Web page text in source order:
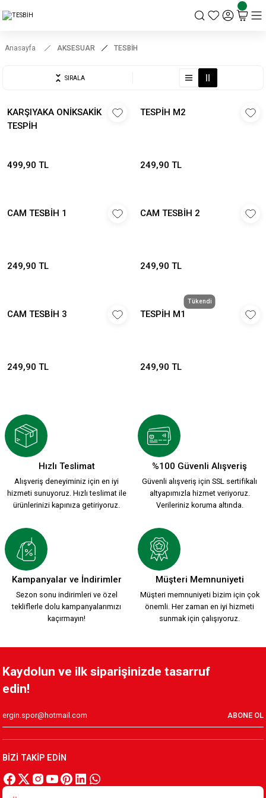
Anasayfa AKSESUAR TESBİH
SIRALA
KARŞIYAKA ONİKSAKİK
TESPİH
499,90 TL
TESPİH M2
249,90 TL
CAM TESBİH 1
249,90 TL
CAM TESBİH 2
249,90 TL
CAM TESBİH 3
249,90 TL
Tükendi
TESPİH M1
249,90 TL
Hızlı Teslimat
Alışveriş deneyiminiz için en iyi
hizmeti sunuyoruz. Hızlı teslimat ile
ürünlerinizi kapınıza getiriyoruz.
%100 Güvenli Alışveriş
Güvenli alışveriş için SSL sertifikalı
altyapımızla hizmet veriyoruz.
Verileriniz koruma altında.
Kampanyalar ve İndirimler
Sezon sonu indirimleri ve özel
tekliflerle dolu kampanyalarımızı
kaçırmayın!
Müşteri Memnuniyeti
Müşteri memnuniyeti bizim için çok
önemli. Her zaman en iyi hizmeti
sunmak için çalışıyoruz.
Kaydolun ve ilk siparişinizde tasarruf
edin!
ABONE OL
BİZİ TAKİP EDİN